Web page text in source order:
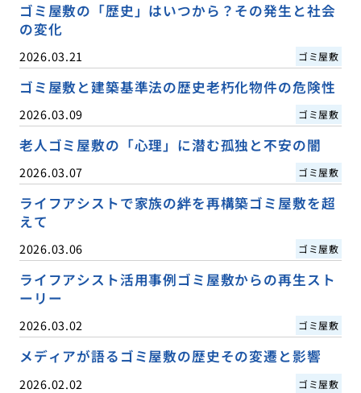
ゴミ屋敷の「歴史」はいつから？その発生と社会
の変化
2026.03.21 ゴミ屋敷
ゴミ屋敷と建築基準法の歴史老朽化物件の危険性
2026.03.09 ゴミ屋敷
老人ゴミ屋敷の「心理」に潜む孤独と不安の闇
2026.03.07 ゴミ屋敷
ライフアシストで家族の絆を再構築ゴミ屋敷を超
えて
2026.03.06 ゴミ屋敷
ライフアシスト活用事例ゴミ屋敷からの再生スト
ーリー
2026.03.02 ゴミ屋敷
メディアが語るゴミ屋敷の歴史その変遷と影響
2026.02.02 ゴミ屋敷